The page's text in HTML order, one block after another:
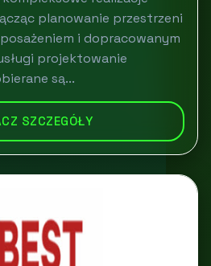
planowanie przestrzeni
i dopracowanym
projektowanie
są...
SZCZEGÓŁY